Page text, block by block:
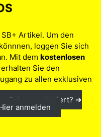
Artikel. Um den
loggen Sie sich
Mit dem kostenlosen
Sie den
zu allen exklusiven
Schon registriert? ➔
anmelden